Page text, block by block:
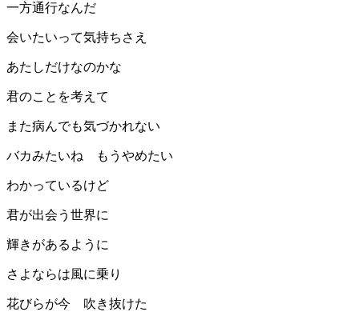
一方通行なんだ
会いたいって気持ちさえ
あたしだけなのかな
君のことを考えて
また病んでも気づかれない
バカみたいね もうやめたい
わかっているけど
君が出会う世界に
輝きがあるように
さよならは風に乗り
花びらが今 吹き抜けた